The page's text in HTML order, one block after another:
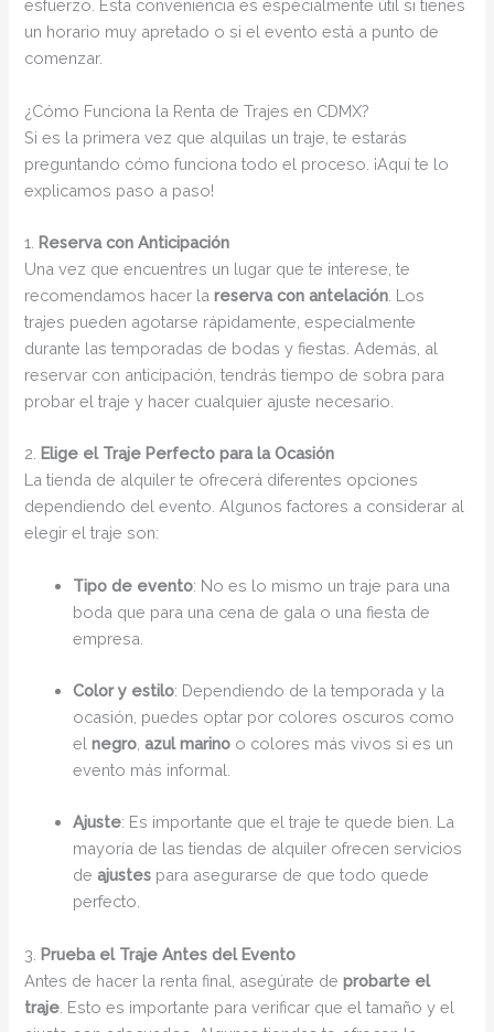
esfuerzo. Esta conveniencia es especialmente útil si tienes
un horario muy apretado o si el evento está a punto de
comenzar.
¿Cómo Funciona la Renta de Trajes en CDMX?
Si es la primera vez que alquilas un traje, te estarás
preguntando cómo funciona todo el proceso. ¡Aquí te lo
explicamos paso a paso!
1. Reserva con Anticipación
Una vez que encuentres un lugar que te interese, te
recomendamos hacer lareserva con antelación . Los
trajes pueden agotarse rápidamente, especialmente
durante las temporadas de bodas y fiestas. Además, al
reservar con anticipación, tendrás tiempo de sobra para
probar el traje y hacer cualquier ajuste necesario.
2. Elige el Traje Perfecto para la Ocasión
La tienda de alquiler te ofrecerá diferentes opciones
dependiendo del evento. Algunos factores a considerar al
elegir el traje son:
Tipo de evento: No es lo mismo un traje para una
boda que para una cena de gala o una fiesta de
empresa.
Color y estilo: Dependiendo de la temporada y la
ocasión, puedes optar por colores oscuros como
elnegro ,azul marino o colores más vivos si es un
evento más informal.
Ajuste: Es importante que el traje te quede bien. La
mayoría de las tiendas de alquiler ofrecen servicios
deajustes para asegurarse de que todo quede
perfecto.
3. Prueba el Traje Antes del Evento
Antes de hacer la renta final, asegúrate deprobarte el
traje . Esto es importante para verificar que el tamaño y el